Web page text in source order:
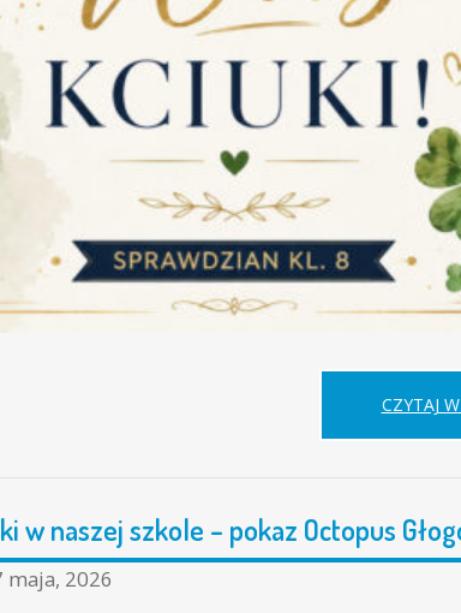
CZYTAJ
w naszej szkole – pokaz Octopus
maja, 2026